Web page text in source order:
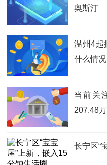
奥斯汀
温州4起
什么情况
当前关
207.48
长宁区“